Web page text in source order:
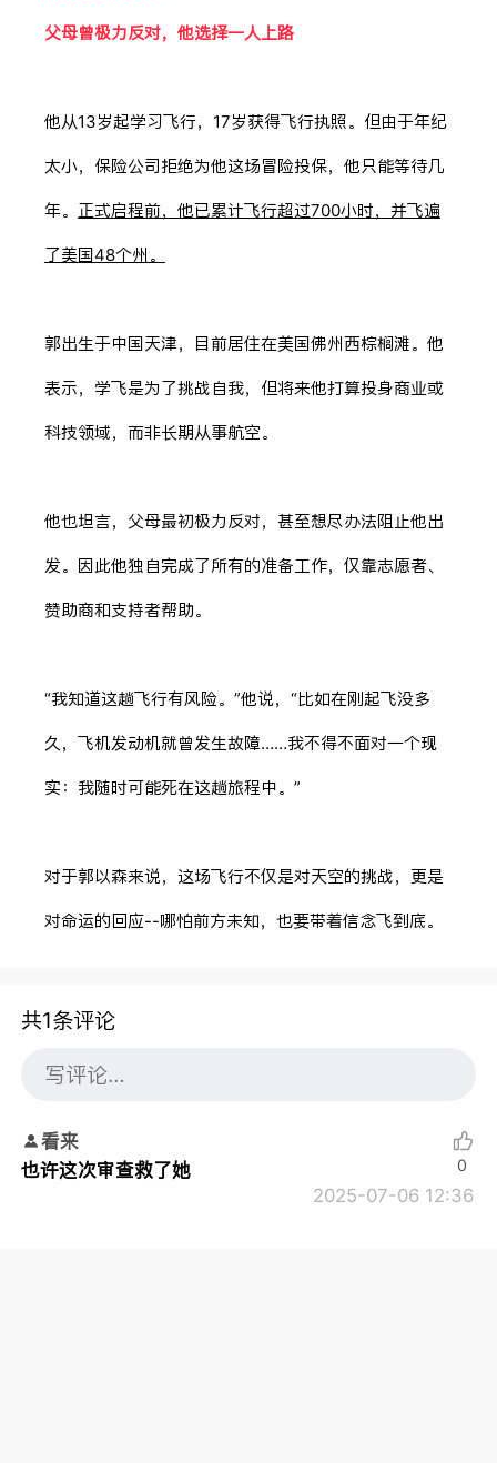
父母曾极力反对，他选择一人上路
他从13岁起学习飞行，17岁获得飞行执照。但由于年纪
太小，保险公司拒绝为他这场冒险投保，他只能等待几
年。 正式启程前，他已累计飞行超过700小时，并飞遍
了美国48个州。
郭出生于中国天津，目前居住在美国佛州西棕榈滩。他
表示，学飞是为了挑战自我，但将来他打算投身商业或
科技领域，而非长期从事航空。
他也坦言，父母最初极力反对，甚至想尽办法阻止他出
发。因此他独自完成了所有的准备工作，仅靠志愿者、
赞助商和支持者帮助。
“我知道这趟飞行有风险。”他说，“比如在刚起飞没多
久，飞机发动机就曾发生故障……我不得不面对一个现
实：我随时可能死在这趟旅程中。”
对于郭以森来说，这场飞行不仅是对天空的挑战，更是
对命运的回应--哪怕前方未知，也要带着信念飞到底。
共1条评论
看来
也许这次审查救了她
2025-07-06 12:36
0